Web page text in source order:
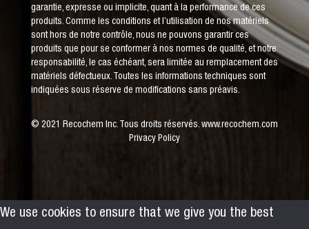
garantie, expresse ou implicite, quant à la performance de ces
produits. Comme les conditions et l’utilisation de nos matériels
sont hors de notre contrôle, nous ne pouvons garantir ces
produits que pour se conformer à nos normes de qualité, et notre
responsabilité, le cas échéant, sera limitée au remplacement des
matériels défectueux. Toutes les informations techniques sont
indiquées sous réserve de modifications sans préavis.
© 2021 Recochem Inc. Tous droits réservés. www.recochem.com
Privacy Policy
We use cookies to ensure that we give you the best